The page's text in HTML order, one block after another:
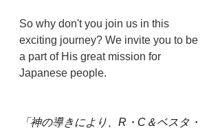
So why don't you join us in this
exciting journey? We invite you to be
a part of His great mission for
Japanese people.
「神の導きにより、R・C＆ベスタ・